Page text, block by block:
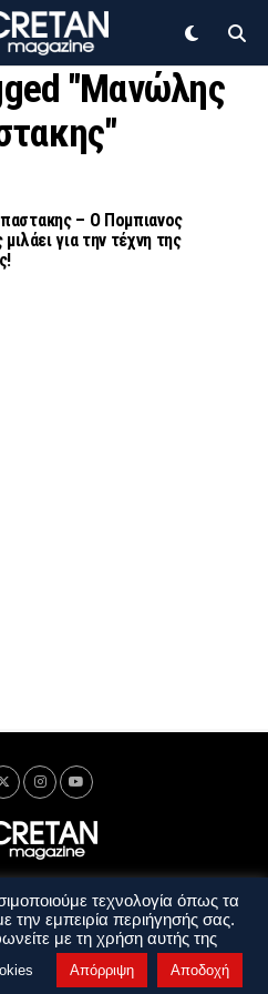
"Μανώλης
– Ο Πομπιανος
για την τέχνη της
Απορρήτου
Όροι Χρήσης
Προϋποθέσεις
τεχνολογία όπως τα
την εμπειρία περιήγησής σας.
με τη χρήση αυτής της
Απόρριψη Αποδοχή